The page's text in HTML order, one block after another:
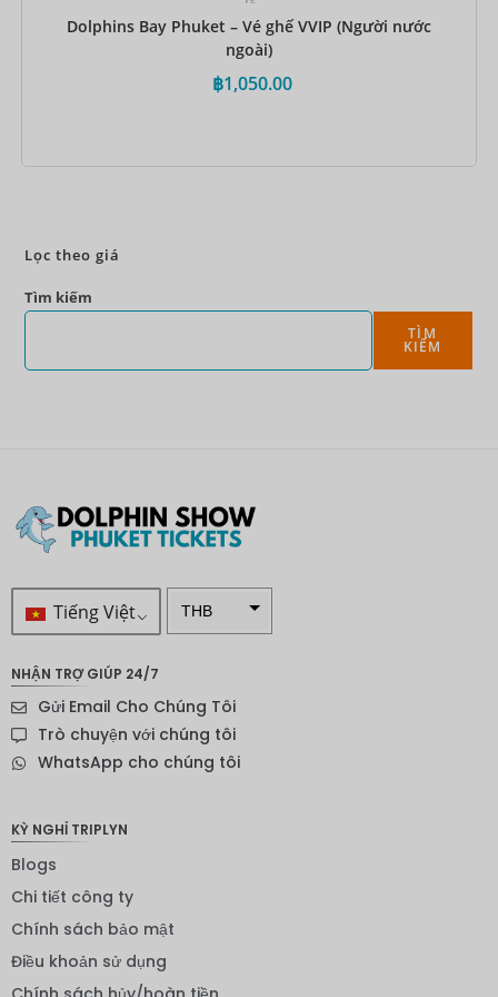
Dolphins Bay Phuket – Vé ghế VVIP (Người nước
ngoài)
฿1,050.00
Lọc theo giá
Tìm kiếm
TÌM
KIẾM
Tiếng Việt THB
Đô la
New
Zealand
NHẬN TRỢ GIÚP 24/7
Gửi Email Cho Chúng Tôi
Trò chuyện với chúng tôi
WhatsApp cho chúng tôi
KỲ NGHỈ TRIPLYN
Blogs
Chi tiết công ty
Chính sách bảo mật
Điều khoản sử dụng